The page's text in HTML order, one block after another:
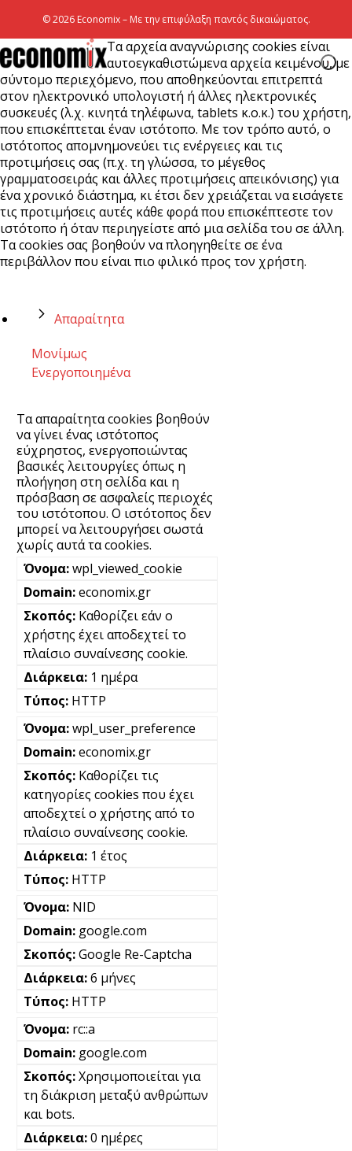
© 2026 Economix – Με την επιφύλαξη παντός δικαιώματος.
Τα αρχεία αναγνώρισης cookies είναι
αυτοεγκαθιστώμενα αρχεία κειμένου, με
σύντομο περιεχόμενο, που αποθηκεύονται επιτρεπτά
στον ηλεκτρονικό υπολογιστή ή άλλες ηλεκτρονικές
συσκευές (λ.χ. κινητά τηλέφωνα, tablets κ.ο.κ.) του χρήστη,
που επισκέπτεται έναν ιστότοπο. Με τον τρόπο αυτό, ο
ιστότοπος απομνημονεύει τις ενέργειες και τις
προτιμήσεις σας (π.χ. τη γλώσσα, το μέγεθος
γραμματοσειράς και άλλες προτιμήσεις απεικόνισης) για
ένα χρονικό διάστημα, κι έτσι δεν χρειάζεται να εισάγετε
τις προτιμήσεις αυτές κάθε φορά που επισκέπτεστε τον
ιστότοπο ή όταν περιηγείστε από μια σελίδα του σε άλλη.
Τα cookies σας βοηθούν να πλοηγηθείτε σε ένα
περιβάλλον που είναι πιο φιλικό προς τον χρήστη.
Απαραίτητα
Μονίμως
Ενεργοποιημένα
Τα απαραίτητα cookies βοηθούν
να γίνει ένας ιστότοπος
εύχρηστος, ενεργοποιώντας
βασικές λειτουργίες όπως η
πλοήγηση στη σελίδα και η
πρόσβαση σε ασφαλείς περιοχές
του ιστότοπου. Ο ιστότοπος δεν
μπορεί να λειτουργήσει σωστά
χωρίς αυτά τα cookies.
wpl_viewed_cookie
economix.gr
Καθορίζει εάν ο
χρήστης έχει αποδεχτεί το
πλαίσιο συναίνεσης cookie.
1 ημέρα
HTTP
wpl_user_preference
economix.gr
Καθορίζει τις
κατηγορίες cookies που έχει
αποδεχτεί ο χρήστης από το
πλαίσιο συναίνεσης cookie.
1 έτος
HTTP
NID
google.com
Google Re-Captcha
6 μήνες
HTTP
rc::a
google.com
Χρησιμοποιείται για
τη διάκριση μεταξύ ανθρώπων
και bots.
0 ημέρες